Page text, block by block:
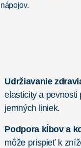
nápojov.
Udržiavanie
elasticity a
jemných liniek.
Podpora kĺbov a
môže prispieť k